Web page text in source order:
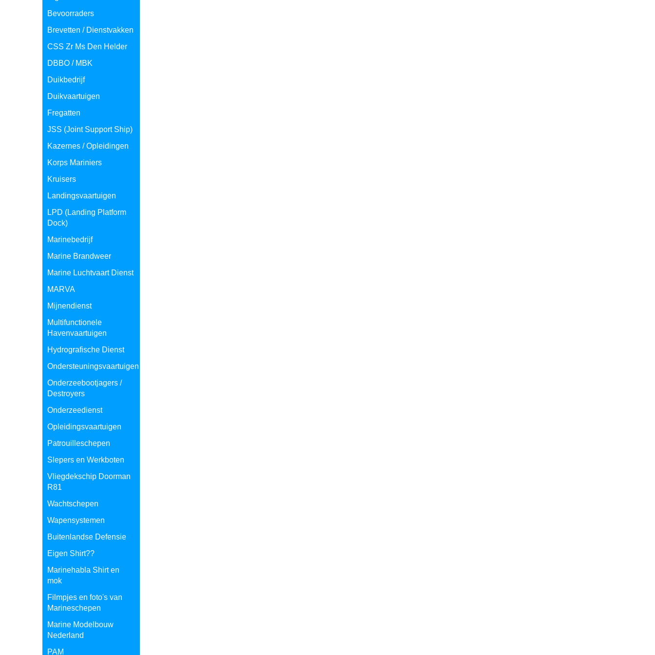
Bevoorraders
Brevetten / Dienstvakken
CSS Zr Ms Den Helder
DBBO / MBK
Duikbedrijf
Duikvaartuigen
Fregatten
JSS (Joint Support Ship)
Kazernes / Opleidingen
Korps Mariniers
Kruisers
Landingsvaartuigen
LPD (Landing Platform
Dock)
Marinebedrijf
Marine Brandweer
Marine Luchtvaart Dienst
MARVA
Mijnendienst
Multifunctionele
Havenvaartuigen
Hydrografische Dienst
Ondersteuningsvaartuigen
Onderzeebootjagers /
Destroyers
Onderzeedienst
Opleidingsvaartuigen
Patrouilleschepen
Slepers en Werkboten
Vliegdekschip Doorman
R81
Wachtschepen
Wapensystemen
Buitenlandse Defensie
Eigen Shirt??
Marinehabla Shirt en
mok
Filmpjes en foto's van
Marineschepen
Marine Modelbouw
Nederland
PAM